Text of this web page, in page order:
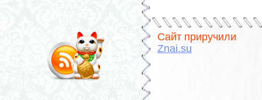
Сайт приручили
Znai.su